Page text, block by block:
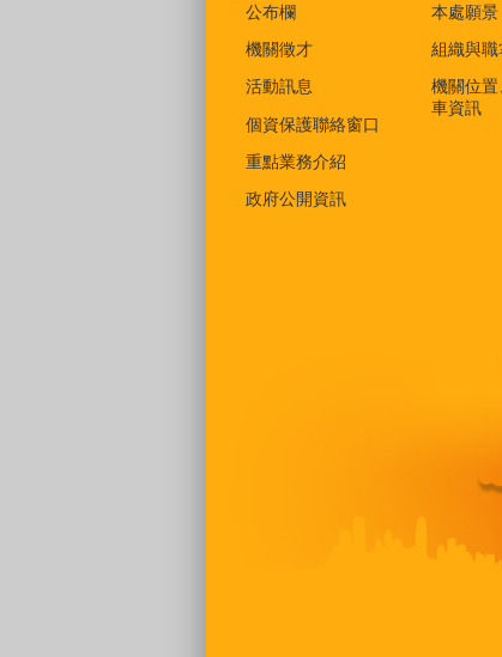
公布欄
機關徵才
活動訊息
個資保護聯絡窗口
重點業務介紹
政府公開資訊
本處願景
組織與職
機關位
車資訊